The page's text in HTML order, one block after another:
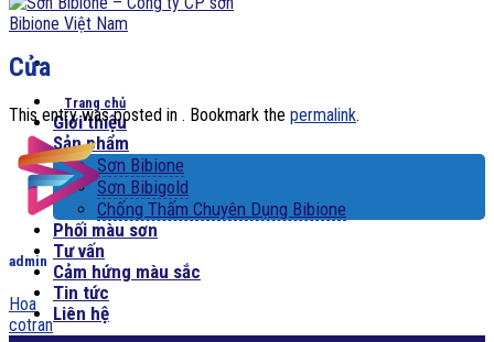
Trang chủ
Giới thiệu
Sản phẩm
Sơn Bibione
Sơn Bibigold
Chống Thấm Chuyên Dụng Bibione
Phối màu sơn
Tư vấn
Cảm hứng màu sắc
Tin tức
Liên hệ
Cửa
This entry was posted in . Bookmark the permalink.
admin
Hoa
cotran